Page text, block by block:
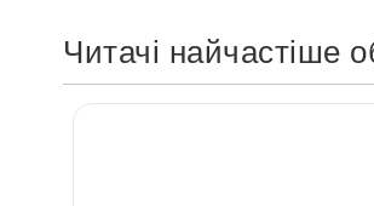
Читачі найчастіше